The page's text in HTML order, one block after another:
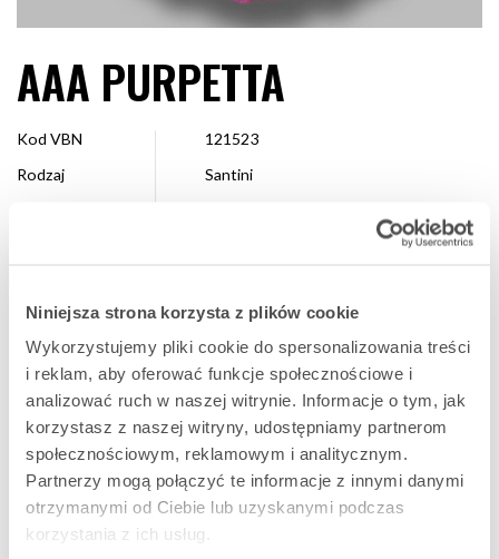
Niniejsza strona korzysta z plików cookie
Wykorzystujemy pliki cookie do spersonalizowania treści
i reklam, aby oferować funkcje społecznościowe i
analizować ruch w naszej witrynie. Informacje o tym, jak
korzystasz z naszej witryny, udostępniamy partnerom
społecznościowym, reklamowym i analitycznym.
Partnerzy mogą połączyć te informacje z innymi danymi
otrzymanymi od Ciebie lub uzyskanymi podczas
korzystania z ich usług.
AAA PURPETTA
Kod VBN
121523
Rodzaj
Santini
Hodowca
Dekker Chrysanten
Dostępne
Cały sezon
ULUBIONA